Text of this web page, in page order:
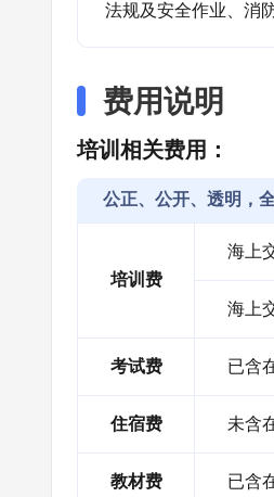
法规及安全作业、消
费用说明
培训相关费用：
公正、公开、透明，
培训费
海上
海上
考试费 已含
住宿费 未含
教材费 已含